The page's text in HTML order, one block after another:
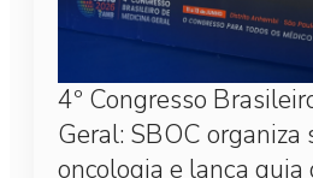
4º Congresso
Geral: SBOC organiza
oncologia e lança guia